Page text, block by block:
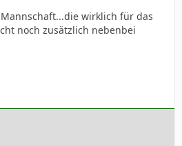
wirklich für das
noch zusätzlich nebenbei